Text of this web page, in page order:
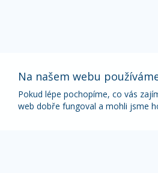
Na našem webu
Pokud lépe pochopíme, co vás
web dobře fungoval a mohli jsme